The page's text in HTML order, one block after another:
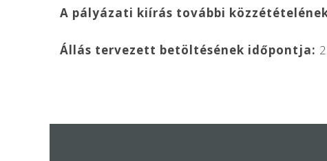
A pályázati kiírás további
Állás tervezett betöltésének időpontja: